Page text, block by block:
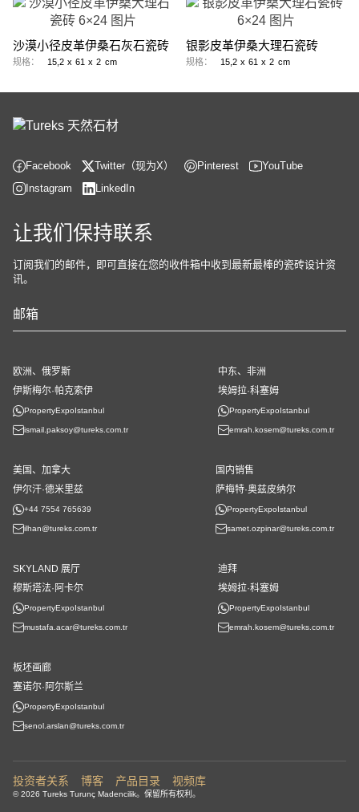
沙漠小径皮革伊桑石灰石瓷砖
规格： 15,2 x 61 x 2 cm
银影皮革伊桑大理石瓷砖
规格： 15,2 x 61 x 2 cm
Facebook Twitter（现为X） Pinterest
YouTube
Instagram
LinkedIn
让我们保持联系
订阅我们的邮件，即可直接在您的收件箱中收到最新最棒的瓷砖设计资
讯。
您
的
*
欧洲、俄罗斯
伊斯梅尔·帕克索伊
PropertyExpoIstanbul
ismail.paksoy@tureks.com.tr
中东、非洲
埃姆拉·科塞姆
PropertyExpoIstanbul
emrah.kosem@tureks.com.tr
美国、加拿大
伊尔汗·德米里兹
+44 7554 765639
ilhan@tureks.com.tr
国内销售
萨梅特·奥兹皮纳尔
PropertyExpoIstanbul
samet.ozpinar@tureks.com.tr
SKYLAND 展厅
穆斯塔法·阿卡尔
PropertyExpoIstanbul
mustafa.acar@tureks.com.tr
迪拜
埃姆拉·科塞姆
PropertyExpoIstanbul
emrah.kosem@tureks.com.tr
板坯画廊
塞诺尔·阿尔斯兰
PropertyExpoIstanbul
senol.arslan@tureks.com.tr
投资者关系 博客 产品目录 视频库
© 2026 Tureks Turunç Madencilik。保留所有权利。